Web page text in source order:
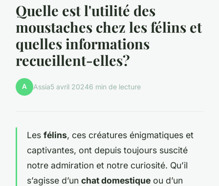
Quelle est l'utilité des
moustaches chez les félins et
quelles informations
recueillent-elles?
A Assia5 avril 20246 min de lecture
Les félins, ces créatures énigmatiques et
captivantes, ont depuis toujours suscité
notre admiration et notre curiosité. Qu’il
s’agisse d’un chat domestique ou d’un